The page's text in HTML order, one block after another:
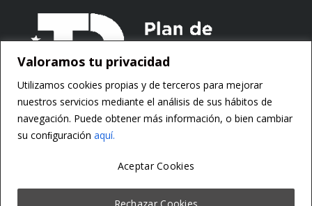
Valoramos tu privacidad
Utilizamos cookies propias y de terceros para mejorar
nuestros servicios mediante el análisis de sus hábitos de
navegación. Puede obtener más información, o bien cambiar
su conﬁguración aquí.
Rechazar Cookies
Aceptar Cookies